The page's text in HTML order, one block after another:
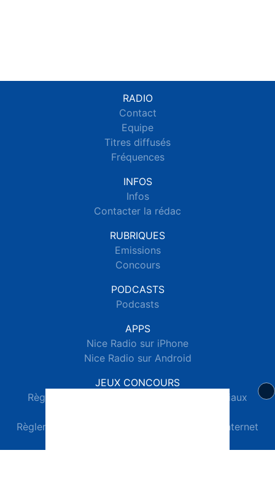
RADIO
Contact
Equipe
Titres diffusés
Fréquences
INFOS
Infos
Contacter la rédac
RUBRIQUES
Emissions
Concours
PODCASTS
Podcasts
APPS
Nice Radio sur iPhone
Nice Radio sur Android
JEUX CONCOURS
Règlements des jeux concours réseaux sociaux
Règlements des jeux concours téléphone et internet